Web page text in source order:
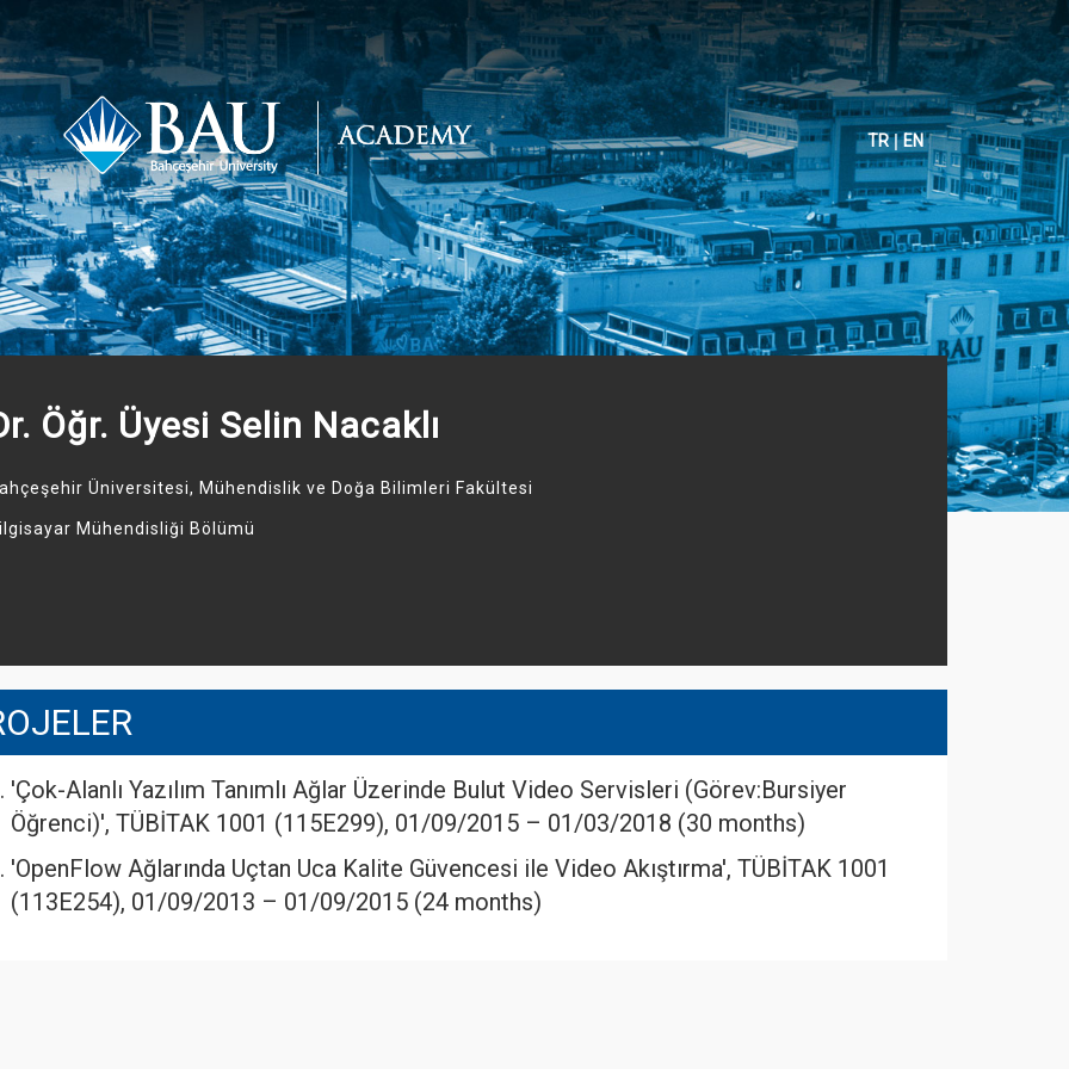
TR|EN
Öğr. Üyesi Selin Nacaklı
Üniversitesi, Mühendislik ve Doğa Bilimleri Fakültesi
Mühendisliği Bölümü
'Çok-Alanlı Yazılım Tanımlı Ağlar Üzerinde Bulut Video Servisleri (Görev:Bursiyer
Öğrenci)', TÜBİTAK 1001 (115E299), 01/09/2015 – 01/03/2018 (30 months)
'OpenFlow Ağlarında Uçtan Uca Kalite Güvencesi ile Video Akıştırma', TÜBİTAK 1001
(113E254), 01/09/2013 – 01/09/2015 (24 months)